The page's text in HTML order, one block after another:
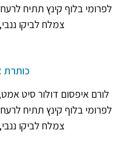
לפרומי בלוף קינץ תתיח
צמלח לביקו
כותרת
לורם איפסום דולור סיט
לפרומי בלוף קינץ תתיח
צמלח לביקו